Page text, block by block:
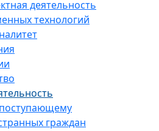
деятельность
технологий
граждан